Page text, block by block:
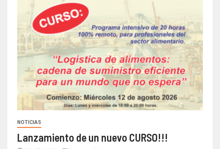
NOTICIAS
Lanzamiento de un nuevo CURSO!!!